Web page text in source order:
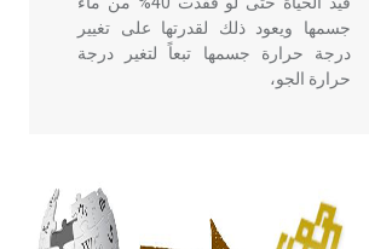
جسمها ويعود ذلك لقدرتها على تغيير
درجة حرارة جسمها تبعاً لتغير درجة
حرارة الجو،
أربعة مؤلفات هي: الحكم، الأدلة، تنظيم
التغذية، ورسالته في جروح الرأس.
ويعود له الفضل بأنه حرر الطب من